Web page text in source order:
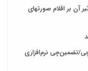
آن بر اقلام صورتهای
تضمین‌چی نرم‌افزاری